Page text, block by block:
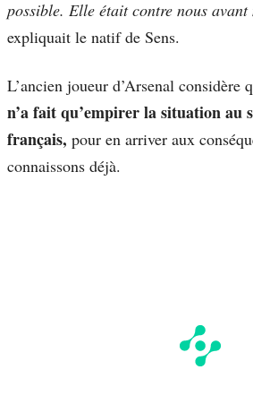
possible. Elle était contre nous
expliquait le natif de Sens.
L’ancien joueur d’Arsenal considère
n’a fait qu’empirer la situation au
français, pour en arriver aux
connaissons déjà.